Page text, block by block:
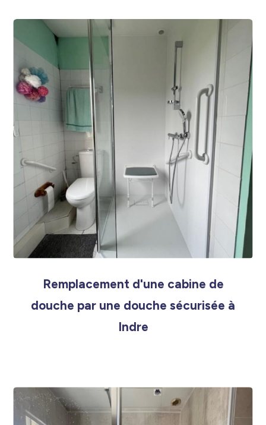
Remplacement d'une cabine de
douche par une douche sécurisée à
Indre